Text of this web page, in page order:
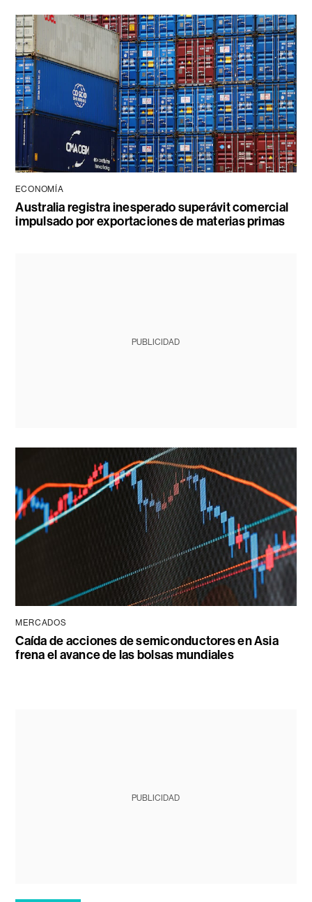
ECONOMÍA
Australia registra inesperado superávit comercial
impulsado por exportaciones de materias primas
PUBLICIDAD
MERCADOS
Caída de acciones de semiconductores en Asia
frena el avance de las bolsas mundiales
PUBLICIDAD